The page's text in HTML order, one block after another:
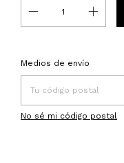
Entregas para el CP:
Medios de envío
No sé mi código postal